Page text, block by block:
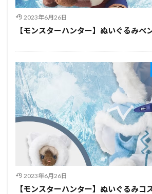
2023年6月26日
【モンスターハンター】ぬいぐるみペ
2023年6月26日
【モンスターハンター】ぬいぐるみコ